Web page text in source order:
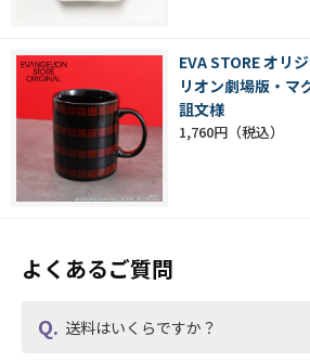
EVA STORE オリ
リオン劇場版・マ
詛文様
1,760円
よくあるご質問
送料はいくらですか？